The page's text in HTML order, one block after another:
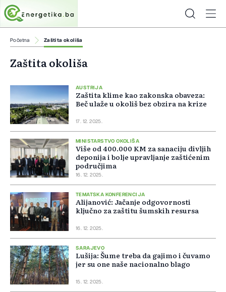
Početna Zaštita okoliša
Zaštita okoliša
AUSTRIJA
Zaštita klime kao zakonska obaveza:
Beč ulaže u okoliš bez obzira na krize
17. 12. 2025.
MINISTARSTVO OKOLIŠA
Više od 400.000 KM za sanaciju divljih
deponija i bolje upravljanje zaštićenim
područjima
16. 12. 2025.
TEMATSKA KONFERENCIJA
Alijanović: Jačanje odgovornosti
ključno za zaštitu šumskih resursa
16. 12. 2025.
SARAJEVO
Lušija: Šume treba da gajimo i čuvamo
jer su one naše nacionalno blago
15. 12. 2025.